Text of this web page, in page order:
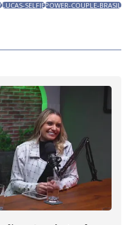
LUCAS-SELFIEPOWER-COUPLE-BRASIL